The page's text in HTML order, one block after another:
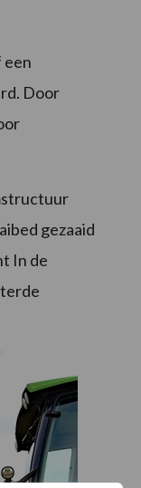
een
Door
gezaaid
In de